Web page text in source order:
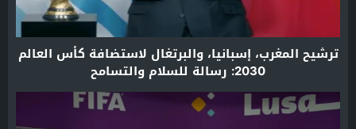
ترشيح المغرب، إسبانيا، والبرتغال لاستضافة كأس العالم
2030: رسالة للسلام والتسامح